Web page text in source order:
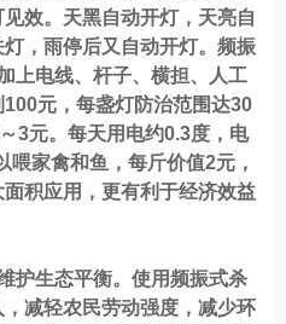
效。天黑自动开灯，天亮自
，雨停后又自动开灯。频振
上电线、杆子、横担、人工
元，每盏灯防治范围达30
3元。每天用电约0.3度，电
喂家禽和鱼，每斤价值2元，
积应用，更有利于经济效益
护生态平衡。使用频振式杀
减轻农民劳动强度，减少环